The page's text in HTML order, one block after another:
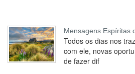
Mensagens Espíritas
Todos os dias nos
com ele, novas
de fazer dif